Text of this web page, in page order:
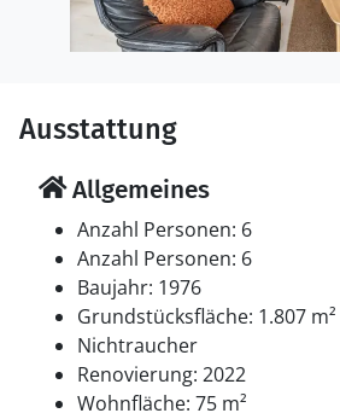
Ausstattung
Allgemeines
Anzahl Personen: 6
Anzahl Personen: 6
Baujahr: 1976
Grundstücksfläche: 1.807 m²
Nichtraucher
Renovierung: 2022
Wohnfläche: 75 m²